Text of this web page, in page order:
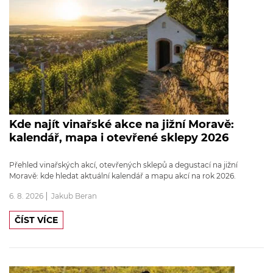
Kde najít vinařské akce na jižní Moravě:
kalendář, mapa i otevřené sklepy 2026
Přehled vinařských akcí, otevřených sklepů a degustací na jižní
Moravě: kde hledat aktuální kalendář a mapu akcí na rok 2026.
6. 8. 2026 Jakub Beran
ČÍST VÍCE